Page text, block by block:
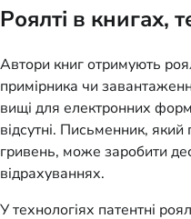
Роялті в книгах,
Автори книг отримують
примірника чи
вищі для електронних
відсутні. Письменник,
гривень, може заробити
відрахуваннях.
У технологіях патентні